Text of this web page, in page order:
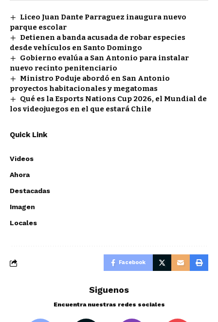
Liceo Juan Dante Parraguez inaugura nuevo
parque escolar
Detienen a banda acusada de robar especies
desde vehículos en Santo Domingo
Gobierno evalúa a San Antonio para instalar
nuevo recinto penitenciario
Ministro Poduje abordó en San Antonio
proyectos habitacionales y megatomas
Qué es la Esports Nations Cup 2026, el Mundial de
los videojuegos en el que estará Chile
Quick Link
Videos
Ahora
Destacadas
Imagen
Locales
Facebook
Siguenos
Encuentra nuestras redes sociales